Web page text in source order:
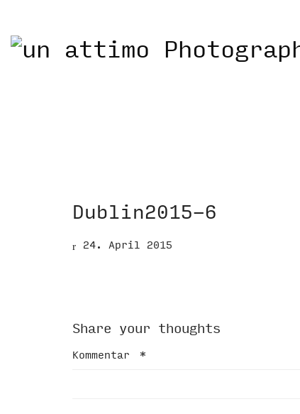
Dublin2015-6
24. April 2015
Share your thoughts
Kommentar *